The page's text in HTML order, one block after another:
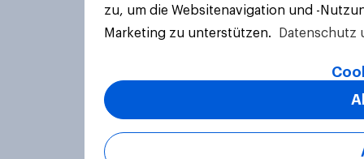
zu, um die Websitenavigation und -
Marketing zu unterstützen.
Datenschutz